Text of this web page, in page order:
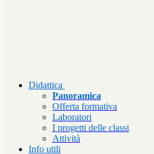
Didattica
Panoramica
Offerta formativa
Laboratori
I progetti delle classi
Attività
Info utili